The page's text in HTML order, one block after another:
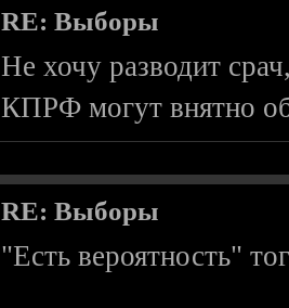
RE: Выборы
Не хочу разводит
КПРФ могут внятно
RE: Выборы
"Есть вероятность"